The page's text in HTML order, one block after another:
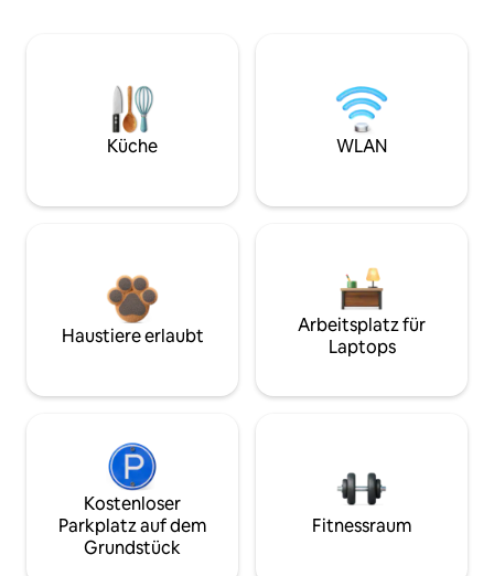
Küche WLAN
Haustiere erlaubt
Arbeitsplatz für
Laptops
Kostenloser
Parkplatz auf dem
Grundstück
Fitnessraum